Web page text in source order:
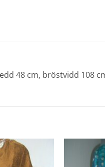
48 cm, bröstvidd 108